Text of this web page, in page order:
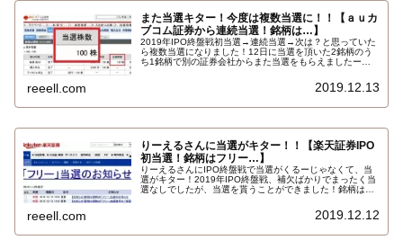
また当選キター！今度は複数当選に！！【ａｕカ
ブコム証券から連続当選！銘柄は…】
2019年IPO終盤戦初当選→連続当選→次は？と思っていた
ら複数当選になりました！12日に当選を頂いた2銘柄のう
ち1銘柄で別の証券会社からまた当選をもらえましたー！
reeell.com 2019.12.13
りーえるさんに当選がキター！！【楽天証券IPO
初当選！銘柄はフリー…】
りーえるさんにIPO終盤戦で当選がくるーじゃなくて、当
選がキター！2019年IPO終盤戦、補欠ばかりでまったく当
選なしでしたが、当選を貰うことができました！銘柄はち
とうれしいですね。そして当選をくれた証券会社は…
reeell.com 2019.12.12